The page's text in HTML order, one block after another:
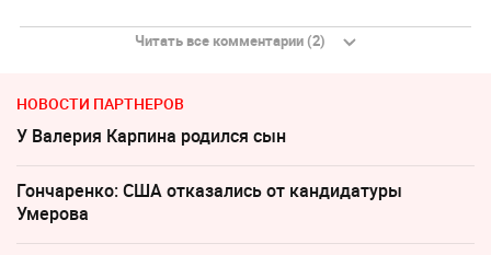
Читать все комментарии (2)
НОВОСТИ ПАРТНЕРОВ
У Валерия Карпина родился сын
Гончаренко: США отказались от кандидатуры
Умерова